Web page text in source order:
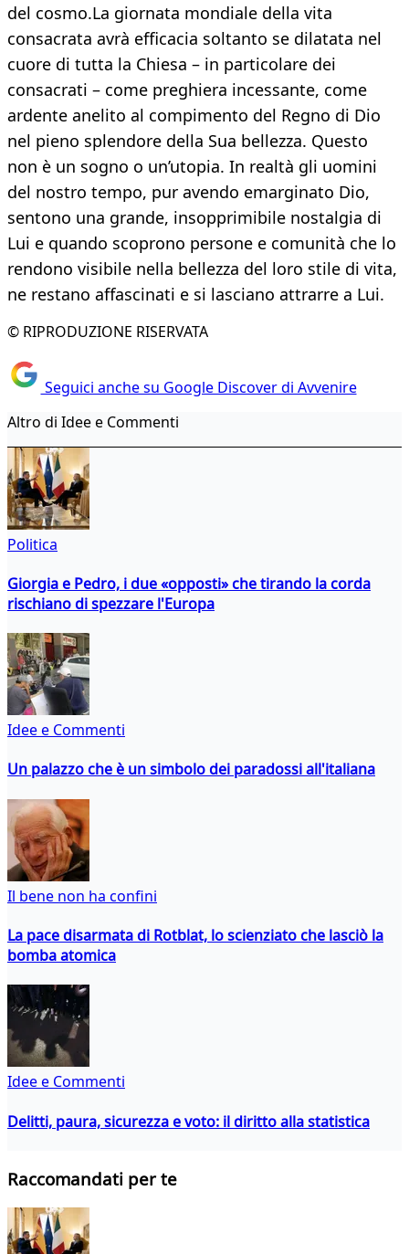
del cosmo.La giornata mondiale della vita
consacrata avrà efficacia soltanto se dilatata nel
cuore di tutta la Chiesa – in particolare dei
consacrati – come preghiera incessante, come
ardente anelito al compimento del Regno di Dio
nel pieno splendore della Sua bellezza. Questo
non è un sogno o un’utopia. In realtà gli uomini
del nostro tempo, pur avendo emarginato Dio,
sentono una grande, insopprimibile nostalgia di
Lui e quando scoprono persone e comunità che lo
rendono visibile nella bellezza del loro stile di vita,
ne restano affascinati e si lasciano attrarre a Lui.
© RIPRODUZIONE RISERVATA
Seguici anche su Google Discover di Avvenire
Altro di Idee e Commenti
Politica
Giorgia e Pedro, i due «opposti» che tirando la corda
rischiano di spezzare l'Europa
Idee e Commenti
Un palazzo che è un simbolo dei paradossi all'italiana
Il bene non ha confini
La pace disarmata di Rotblat, lo scienziato che lasciò la
bomba atomica
Idee e Commenti
Delitti, paura, sicurezza e voto: il diritto alla statistica
Raccomandati per te